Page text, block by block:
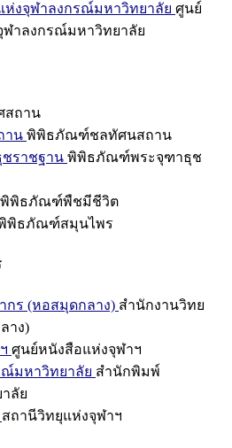
ห่งจุฬาลงกรณ์มหาวิทยาลัย ศูนย์
ฬาลงกรณ์มหาวิทยาลัย
สถาน
าน พิพิธภัณฑ์ชลทัศนสถาน
ราชฐาน พิพิธภัณฑ์พระจุฑาธุช
พิพิธภัณฑ์พืชมีชีวิต
พิธภัณฑ์สมุนไพร
กร (หอสมุดกลาง) สำนักงานวิทย
าง)
ศูนย์หนังสือแห่งจุฬาฯ
มหาวิทยาลัย สำนักพิมพ์
ลัย
สถานีวิทยุแห่งจุฬาฯ